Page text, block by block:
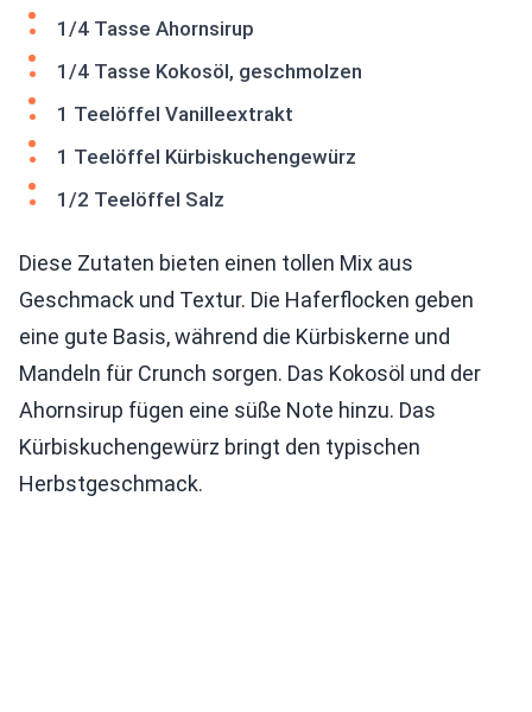
1/4 Tasse Ahornsirup
1/4 Tasse Kokosöl, geschmolzen
1 Teelöffel Vanilleextrakt
1 Teelöffel Kürbiskuchengewürz
1/2 Teelöffel Salz
Diese Zutaten bieten einen tollen Mix aus
Geschmack und Textur. Die Haferflocken geben
eine gute Basis, während die Kürbiskerne und
Mandeln für Crunch sorgen. Das Kokosöl und der
Ahornsirup fügen eine süße Note hinzu. Das
Kürbiskuchengewürz bringt den typischen
Herbstgeschmack.